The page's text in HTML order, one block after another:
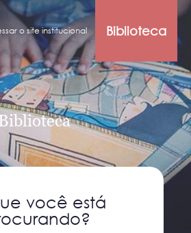
o site institucional Biblioteca
você está